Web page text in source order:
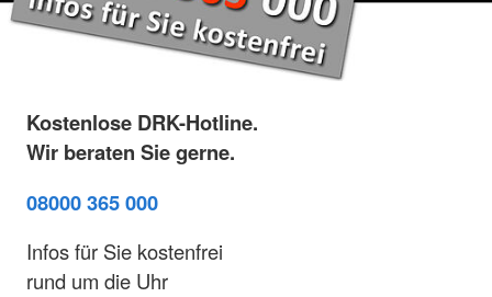
Kostenlose DRK-Hotline.
Wir beraten Sie gerne.
08000 365 000
Infos für Sie kostenfrei
rund um die Uhr